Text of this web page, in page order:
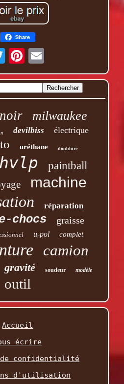
Share
noir milwaukee
devilbiss électrique
uréthane doublure
hvlp paintball
machine
réparation
chocs graisse
u-pol complet
camion
gravité soudeur modèle
outil
Accueil
écrire
confidentialité
d'utilisation